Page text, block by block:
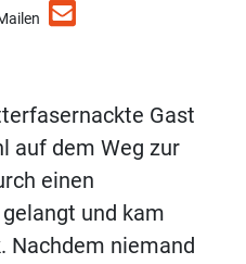
Gast
auf dem Weg zur
einen
und kam
Nachdem niemand